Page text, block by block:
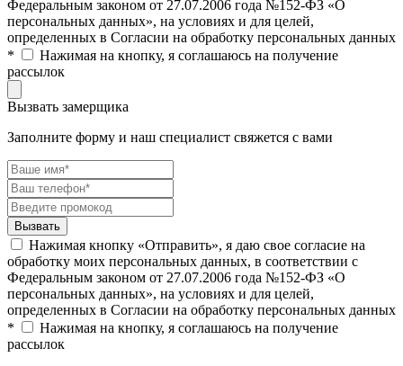
Федеральным законом от 27.07.2006 года №152-ФЗ «О
персональных данных», на условиях и для целей,
определенных в Согласии на обработку персональных данных
*
Нажимая на кнопку, я соглашаюсь на получение
рассылок
Вызвать замерщика
Заполните форму и наш специалист свяжется с вами
Нажимая кнопку «Отправить», я даю свое согласие на
обработку моих персональных данных, в соответствии с
Федеральным законом от 27.07.2006 года №152-ФЗ «О
персональных данных», на условиях и для целей,
определенных в Согласии на обработку персональных данных
*
Нажимая на кнопку, я соглашаюсь на получение
рассылок